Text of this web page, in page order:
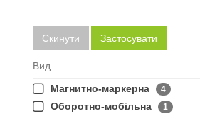
Скинути Застосувати
Вид
Магнитно-маркерна
4
Оборотно-мобільна 1